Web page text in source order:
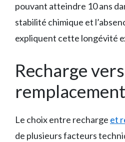
pouvant atteindre 10 ans
stabilité chimique et
expliquent cette longévité
Recharge
remplacement
Le choix entre recharge et
de plusieurs facteurs